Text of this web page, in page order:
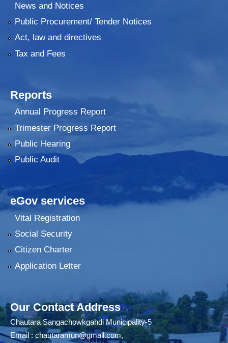
News and Notices
Public Procurement/ Tender Notices
Act, law and directives
Tax and Fees
Reports
Annual Progress Report
Trimester Progress Report
Public Hearing
Public Audit
eGov services
Vital Registration
Social Security
Citizen Charter
Application Letter
Our Contact Address
Chautara Sangachowkgahdi Municipality-5
Email :chautaramun@gmail.com,